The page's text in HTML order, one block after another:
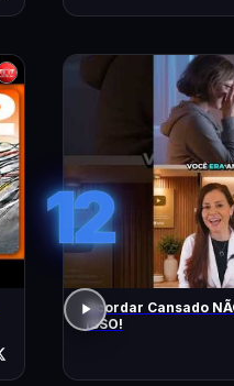
12
Acordar Cansado
ISSO!